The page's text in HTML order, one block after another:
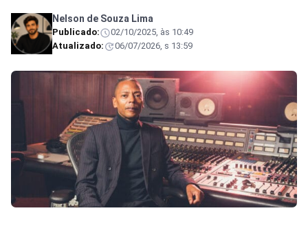
Nelson de Souza Lima
Publicado:
02/10/2025, às 10:49
Atualizado:
06/07/2026, s 13:59